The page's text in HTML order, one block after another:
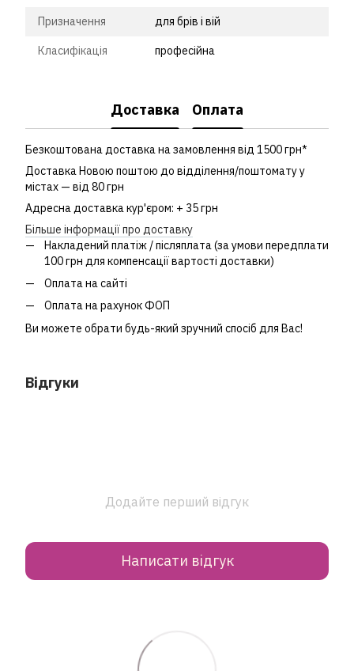
Призначення для брів і вій
Класифікація професійна
Доставка Оплата
Безкоштована доставка на замовлення від 1500 грн*
Доставка Новою поштою до відділення/поштомату у
містах — від 80 грн
Адресна доставка кур'єром: + 35 грн
Більше інформації про доставку
Накладений платіж / післяплата (за умови передплати
100 грн для компенсації вартості доставки)
Оплата на сайті
Оплата на рахунок ФОП
Ви можете обрати будь-який зручний спосіб для Вас!
Відгуки
Додайте перший відгук
Написати відгук